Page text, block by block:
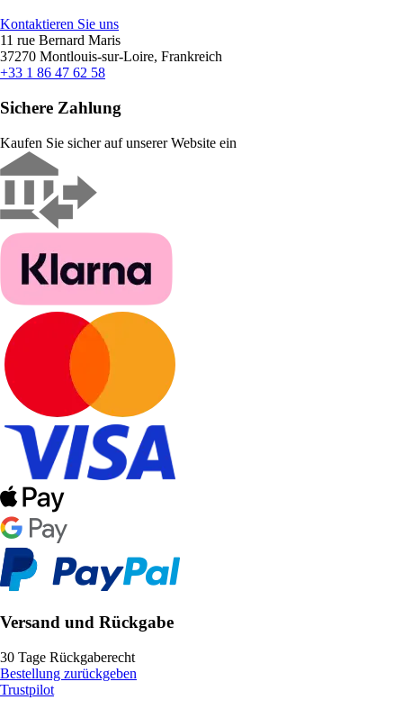
Kontaktieren Sie uns
11 rue Bernard Maris
37270 Montlouis-sur-Loire, Frankreich
+33 1 86 47 62 58
Sichere Zahlung
Kaufen Sie sicher auf unserer Website ein
Versand und Rückgabe
30 Tage Rückgaberecht
Bestellung zurückgeben
Trustpilot